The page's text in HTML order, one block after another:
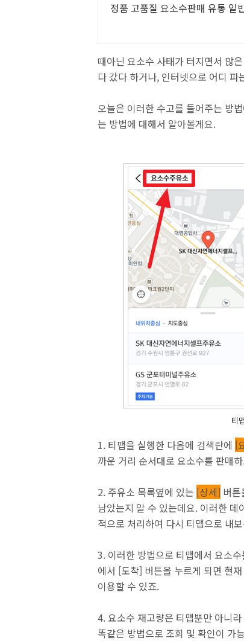
정품 고품질 요소수판매 유통 일
때아닌 요소수 사태가 터지면서 많
다 갔다 하거나, 인터넷으로 어디
오늘은 이러한 수고를 들어주는 방
는 방법에 대해서 알아볼게요.
티
1. 티맵을 실행한 다음에 검색란에 [
까운 거리 순서대로 요소수를 판매
2. 주유소 목록옆에 있는 [상세] 버
남았는지 알 수 있는데요. 이러한
적으로 처리하여 다시 티맵으로 내
3. 이러한 방법으로 티맵에서 요소
에서 [도착] 버튼을 누르게 되면 현
이용할 수 있죠.
4. 요소수 재고량은 티맵뿐만 아니
똑같은 방법으로 조회 및 확인이 가